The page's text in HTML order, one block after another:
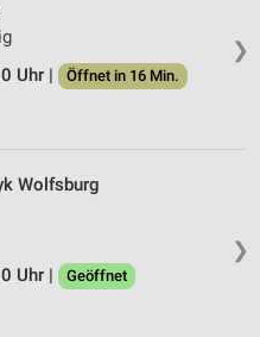
❯
Uhr |
Öffnet in 16 Min.
❯
Wolfsburg
Uhr |
Geöffnet